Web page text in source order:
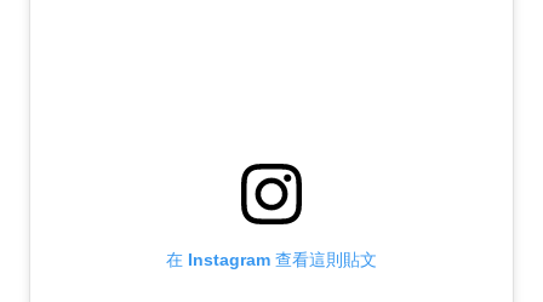
在 Instagram 查看這則貼文